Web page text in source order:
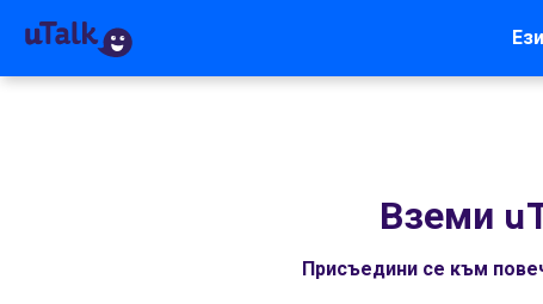
Вземи
Присъедини се към